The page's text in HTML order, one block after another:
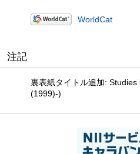
WorldCat
注記
裏表紙タイトル追加:
(1999)-)